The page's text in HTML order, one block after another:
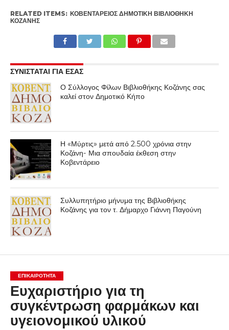
RELATED ITEMS: ΚΟΒΕΝΤΆΡΕΙΟΣ ΔΗΜΟΤΙΚΉ ΒΙΒΛΙΟΘΉΚΗ
ΚΟΖΆΝΗΣ
ΣΥΝΙΣΤΑΤΑΙ ΓΙΑ ΕΣΑΣ
Ο Σύλλογος Φίλων Βιβλιοθήκης Κοζάνης σας
καλεί στον Δημοτικό Κήπο
Η «Μύρτις» μετά από 2.500 χρόνια στην
Κοζάνη- Μια σπουδαία έκθεση στην
Κοβεντάρειο
Συλλυπητήριο μήνυμα της Βιβλιοθήκης
Κοζάνης για τον τ. Δήμαρχο Γιάννη Παγούνη
ΕΠΙΚΑΙΡΟΤΗΤΑ
Ευχαριστήριο για τη
συγκέντρωση φαρμάκων και
υγειονομικού υλικού